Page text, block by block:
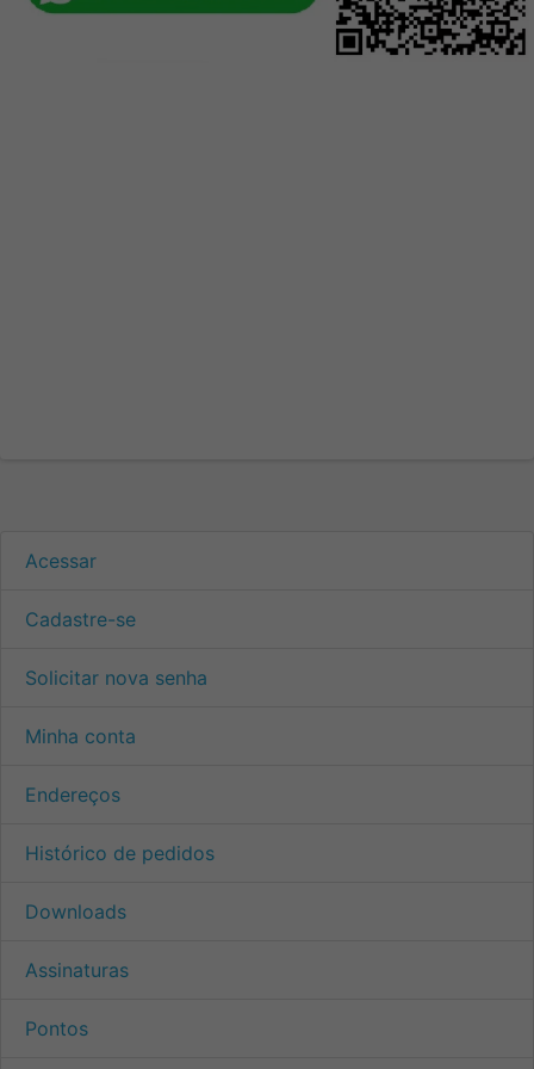
Acessar
Cadastre-se
Solicitar nova senha
Minha conta
Endereços
Histórico de pedidos
Downloads
Assinaturas
Pontos